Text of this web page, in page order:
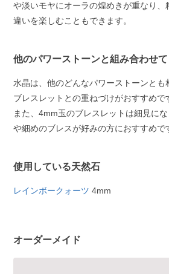
や淡いモヤにオーラの煌めきが重なり、
違いを楽しむこともできます。
他のパワーストーンと組み合わせて
水晶は、他のどんなパワーストーンとも
ブレスレットとの重ねづけがおすすめで
また、4mm玉のブレスレットは細見に
や細めのブレスが好みの方におすすめで
使用している天然石
レインボークォーツ 4mm
オーダーメイド